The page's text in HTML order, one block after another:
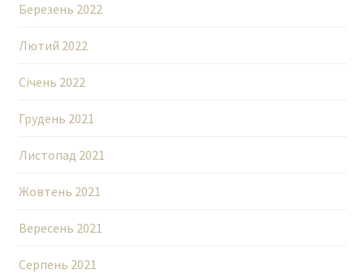
Березень 2022
Лютий 2022
Січень 2022
Грудень 2021
Листопад 2021
Жовтень 2021
Вересень 2021
Серпень 2021